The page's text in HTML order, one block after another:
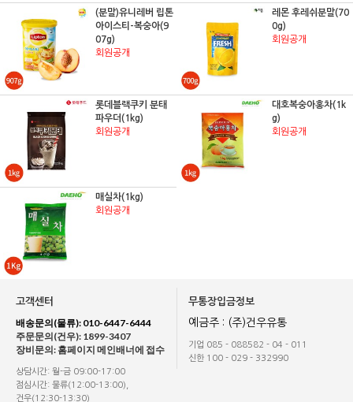
(분말)유니레버 립톤
아이스티-복숭아(9
07g)
회원공개
레몬 후레쉬분말(70
0g)
회원공개
롯데블랙쿠키 분태
파우더(1kg)
회원공개
대호복숭아홍차(1k
g)
회원공개
매실차(1kg)
회원공개
고객센터
배송문의(물류): 010-6447-6444
주문문의(건우): 1899-3407
장비문의: 홈페이지 메인배너에 접수
상담시간: 월-금 09:00-17:00
점심시간: 물류(12:00-13:00),
건우(12:30-13:30)
무통장입금정보
예금주 : (주)건우유통
기업 085 - 088582 - 04 - 011
신한 100 - 029 - 332990